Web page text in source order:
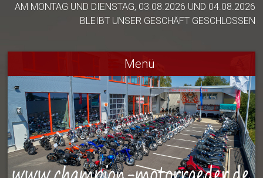
AM MONTAG UND DIENSTAG, 03.08.2026 UND 04.08.2026
BLEIBT UNSER GESCHÄFT GESCHLOSSEN
Menü